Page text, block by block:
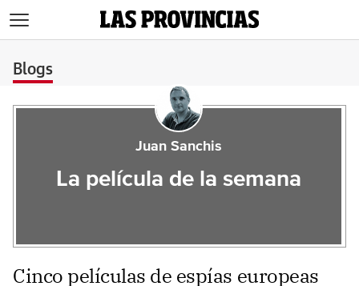
Blogs
Juan Sanchis
La película de la semana
Cinco películas de espías europeas